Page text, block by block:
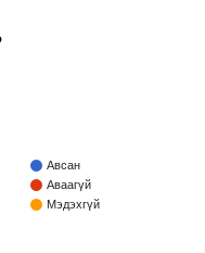
Авсан
Аваагүй
Мэдэхгүй